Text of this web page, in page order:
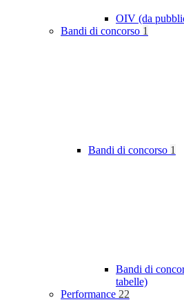
OIV (da
Bandi di concorso 1
Bandi di concorso 1
Bandi di
tabelle)
Performance 22